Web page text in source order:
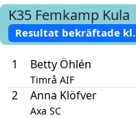
K35 Femkamp Kula
Resultat bekräftade kl.
1 Betty Öhlén
Timrå AIF
2 Anna Klöfver
Axa SC